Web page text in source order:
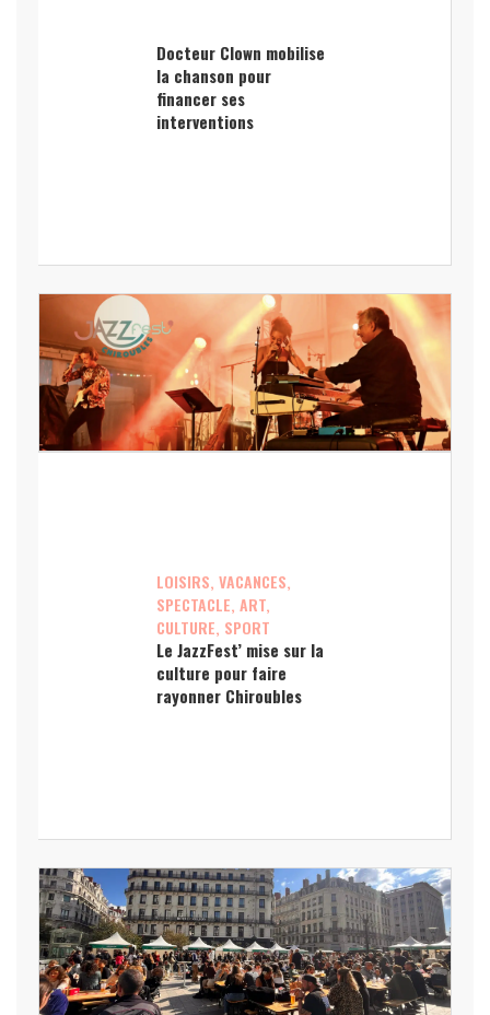
Docteur Clown mobilise
la chanson pour
financer ses
interventions
LOISIRS, VACANCES,
SPECTACLE, ART,
CULTURE, SPORT
Le JazzFest’ mise sur la
culture pour faire
rayonner Chiroubles